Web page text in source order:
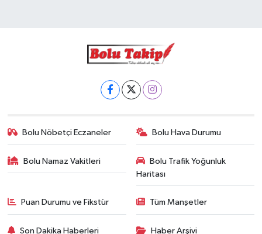
Bolu Nöbetçi Eczaneler Bolu Hava Durumu
Bolu Namaz Vakitleri
Bolu Trafik Yoğunluk
Haritası
Puan Durumu ve Fikstür Tüm Manşetler
Son Dakika Haberleri Haber Arşivi